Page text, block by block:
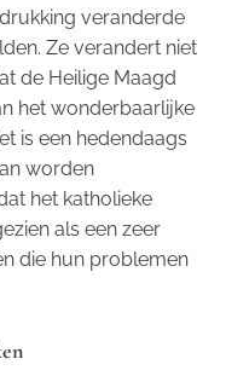
veranderde
Ze verandert niet
de Heilige Maagd
het wonderbaarlijke
is een hedendaags
worden
het katholieke
als een zeer
die hun problemen